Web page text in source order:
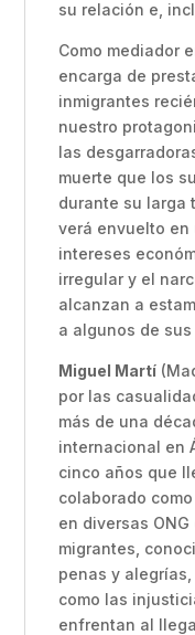
su relación e,
Como mediador
encarga de
inmigrantes
nuestro
las
muerte que los
durante su larga
verá envuelto en
intereses
irregular y el
alcanzan a
a algunos de
Miguel Martí
por las
más de una
internacional en
cinco años que
colaborado
en diversas
migrantes,
penas y
como las
enfrentan al